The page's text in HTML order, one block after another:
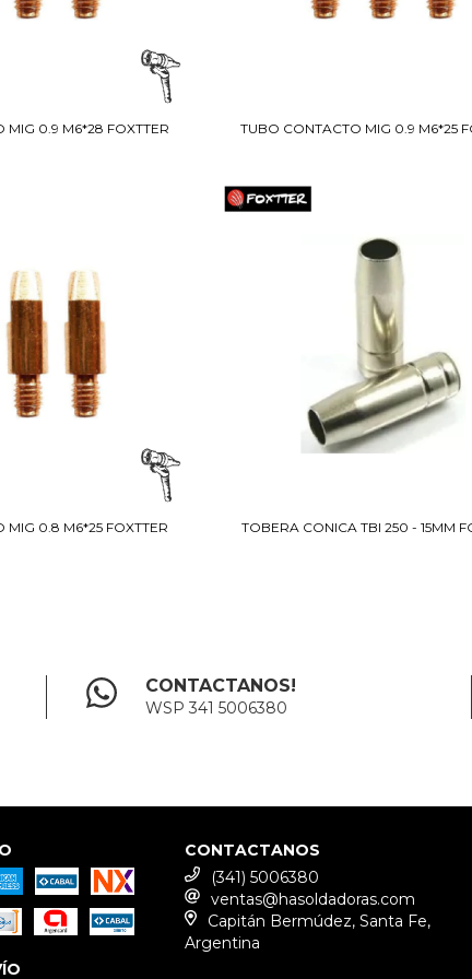
MIG 0.9 M6*28 FOXTTER TUBO CONTACTO MIG 0.9 M6*25
MIG 0.8 M6*25 FOXTTER TOBERA CONICA TBI 250 - 15MM
CONTACTANOS!
WSP 341 5006380
CONTACTANOS
(341) 5006380
ventas@hasoldadoras.com
Capitán Bermúdez, Santa Fe,
Argentina